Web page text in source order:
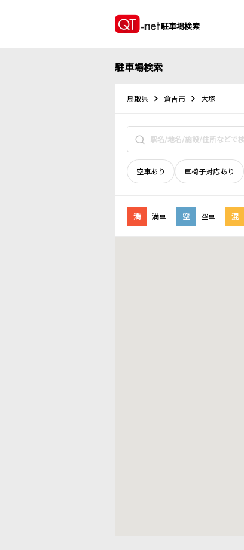
駐車場検索
駐車場検索
鳥取県 倉吉市 大塚
空車あり 車椅子対応あり
満 満車 空 空車 混